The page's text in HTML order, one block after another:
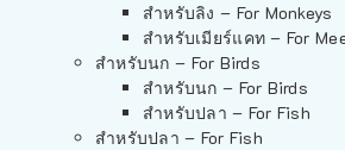
สำหรับลิง – For Monkeys
สำหรับเมียร์แคท – For
สำหรับนก – For Birds
สำหรับนก – For Birds
สำหรับปลา – For Fish
สำหรับปลา – For Fish